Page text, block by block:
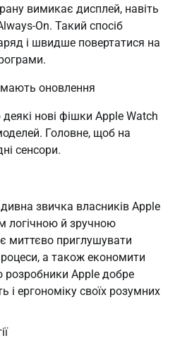
вимикає дисплей, навіть
On. Такий спосіб
і швидше повертатися на
оновлення
нові фішки Apple Watch
Головне, щоб на
сенсори.
звичка власників Apple
логічною й зручною
миттєво приглушувати
а також економити
розробники Apple добре
і ергономіку своїх розумних